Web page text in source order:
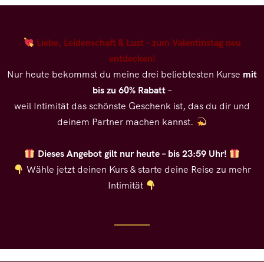
Liebe, Leidenschaft & Lust – zum Valentinstag neu
entdecken!
Nur heute bekommst du meine drei beliebtesten Kurse mit
bis zu 60% Rabatt–
weil Intimität das schönste Geschenk ist, das du dir und
deinem Partner machen kannst.
Dieses Angebot gilt nur heute – bis 23:59 Uhr!
Wähle jetzt deinen Kurs & starte deine Reise zu mehr
Intimität